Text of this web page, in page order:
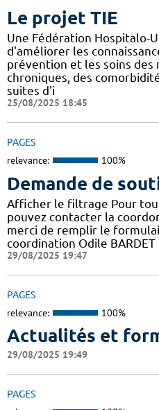
Le projet TIE
Une Fédération Hospitalo-
d'améliorer les
prévention et les soins des
chroniques, des
suites d'i
25/08/2025 18:45
PAGES
relevance: 100%
Demande de
Afficher le filtrage Pour
pouvez contacter la
merci de remplir le
coordination Odile BARDET
29/08/2025 19:47
PAGES
relevance: 100%
Actualités et
29/08/2025 19:49
PAGES